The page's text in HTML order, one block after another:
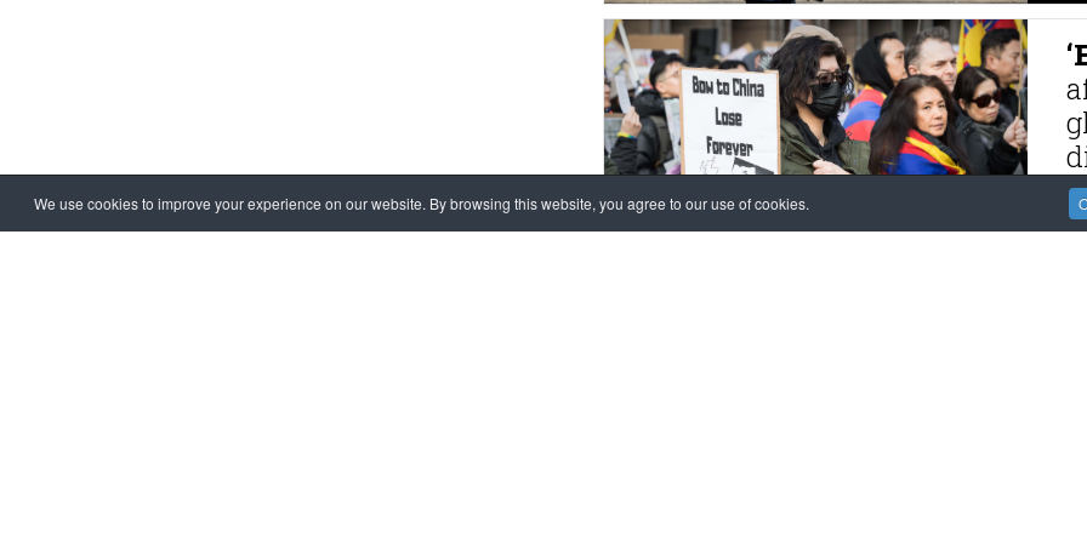
We use cookies to improve your experience on our website. By browsing this website, you agree to our use of cookies.